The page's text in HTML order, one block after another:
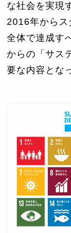
な社会を実現
2016年からス
全体で達成す
からの「サス
要な内容とな